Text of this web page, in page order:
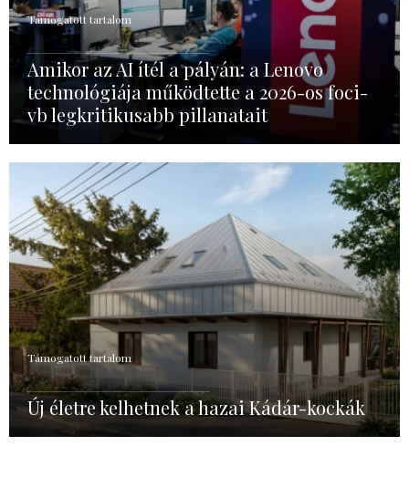
Támogatott tartalom
Amikor az AI ítél a pályán: a Lenovo
technológiája működtette a 2026-os foci-
vb legkritikusabb pillanatait
Támogatott tartalom
Új életre kelhetnek a hazai Kádár-kockák